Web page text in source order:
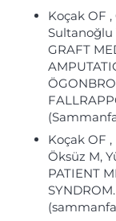
Koçak OF ,
Sultanoğlu
GRAFT
Koçak OF
Öksüz M,
PATIENT